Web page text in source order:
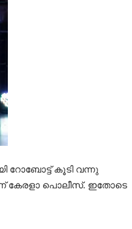
കൂടി വന്നു
കേരളാ പൊലീസ്. ഇതോടെ